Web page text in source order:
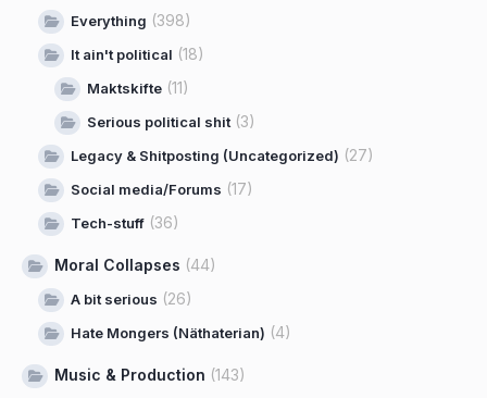
Everything (398)
It ain't political (18)
Maktskifte (11)
Serious political shit(3)
Legacy & Shitposting (Uncategorized) (27)
Social media/Forums (17)
Tech-stuff (36)
Moral Collapses (44)
A bit serious (26)
Hate Mongers (Näthaterian) (4)
Music & Production (143)